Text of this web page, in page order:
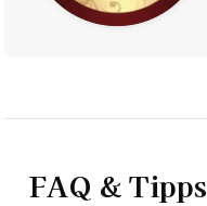
FAQ & Tipps